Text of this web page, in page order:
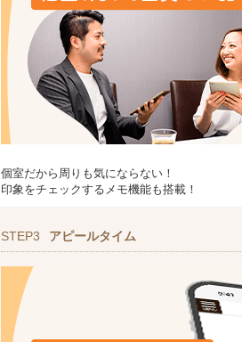
個室だから周りも気にならない！
印象をチェックするメモ機能も搭載！
STEP3 アピールタイム